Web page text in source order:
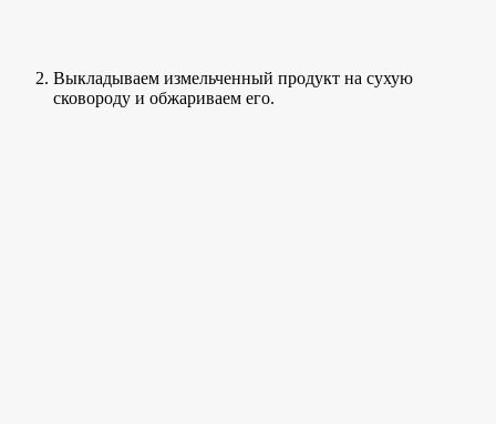
Выкладываем измельченный продукт на сухую
сковороду и обжариваем его.